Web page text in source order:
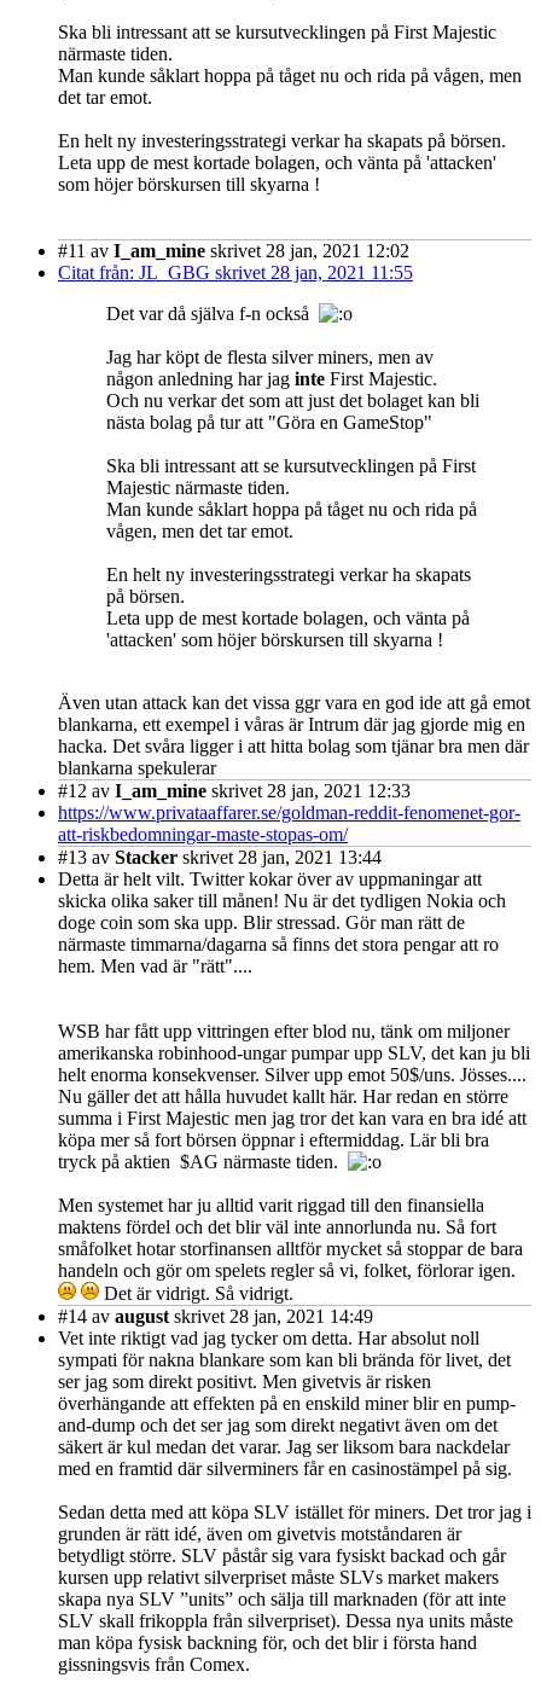
Ska bli intressant att se kursutvecklingen på First Majestic
närmaste tiden.
Man kunde såklart hoppa på tåget nu och rida på vågen, men
det tar emot.
En helt ny investeringsstrategi verkar ha skapats på börsen.
Leta upp de mest kortade bolagen, och vänta på 'attacken'
som höjer börskursen till skyarna !
#11 av I_am_mine skrivet 28 jan, 2021 12:02
Citat från: JL_GBG skrivet 28 jan, 2021 11:55
Det var då själva f-n också
Jag har köpt de flesta silver miners, men av
någon anledning har jag inte First Majestic.
Och nu verkar det som att just det bolaget kan bli
nästa bolag på tur att "Göra en GameStop"
Ska bli intressant att se kursutvecklingen på First
Majestic närmaste tiden.
Man kunde såklart hoppa på tåget nu och rida på
vågen, men det tar emot.
En helt ny investeringsstrategi verkar ha skapats
på börsen.
Leta upp de mest kortade bolagen, och vänta på
'attacken' som höjer börskursen till skyarna !
Även utan attack kan det vissa ggr vara en god ide att gå emot
blankarna, ett exempel i våras är Intrum där jag gjorde mig en
hacka. Det svåra ligger i att hitta bolag som tjänar bra men där
blankarna spekulerar
#12 av I_am_mine skrivet 28 jan, 2021 12:33
https://www.privataaffarer.se/goldman-reddit-fenomenet-gor-
att-riskbedomningar-maste-stopas-om/
#13 av Stacker skrivet 28 jan, 2021 13:44
Detta är helt vilt. Twitter kokar över av uppmaningar att
skicka olika saker till månen! Nu är det tydligen Nokia och
doge coin som ska upp. Blir stressad. Gör man rätt de
närmaste timmarna/dagarna så finns det stora pengar att ro
hem. Men vad är "rätt"....
WSB har fått upp vittringen efter blod nu, tänk om miljoner
amerikanska robinhood-ungar pumpar upp SLV, det kan ju bli
helt enorma konsekvenser. Silver upp emot 50$/uns. Jösses....
Nu gäller det att hålla huvudet kallt här. Har redan en större
summa i First Majestic men jag tror det kan vara en bra idé att
köpa mer så fort börsen öppnar i eftermiddag. Lär bli bra
tryck på aktien $AG närmaste tiden.
Men systemet har ju alltid varit riggad till den finansiella
maktens fördel och det blir väl inte annorlunda nu. Så fort
småfolket hotar storfinansen alltför mycket så stoppar de bara
handeln och gör om spelets regler så vi, folket, förlorar igen.
Det är vidrigt. Så vidrigt.
#14 av august skrivet 28 jan, 2021 14:49
Vet inte riktigt vad jag tycker om detta. Har absolut noll
sympati för nakna blankare som kan bli brända för livet, det
ser jag som direkt positivt. Men givetvis är risken
överhängande att effekten på en enskild miner blir en pump-
and-dump och det ser jag som direkt negativt även om det
säkert är kul medan det varar. Jag ser liksom bara nackdelar
med en framtid där silverminers får en casinostämpel på sig.
Sedan detta med att köpa SLV istället för miners. Det tror jag i
grunden är rätt idé, även om givetvis motståndaren är
betydligt större. SLV påstår sig vara fysiskt backad och går
kursen upp relativt silverpriset måste SLVs market makers
skapa nya SLV ”units” och sälja till marknaden (för att inte
SLV skall frikoppla från silverpriset). Dessa nya units måste
man köpa fysisk backning för, och det blir i första hand
gissningsvis från Comex.